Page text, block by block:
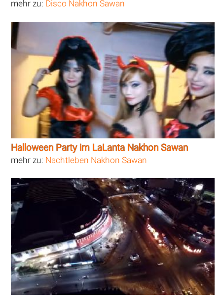
mehr zu: Disco Nakhon Sawan
Halloween Party im LaLanta Nakhon Sawan
mehr zu: Nachtleben Nakhon Sawan